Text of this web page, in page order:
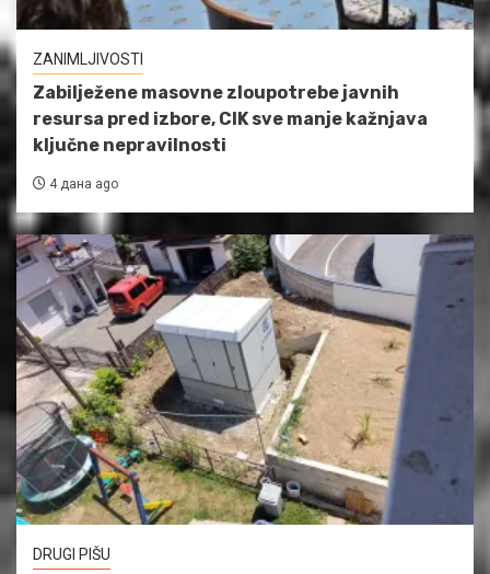
ZANIMLJIVOSTI
Zabilježene masovne zloupotrebe javnih
resursa pred izbore, CIK sve manje kažnjava
ključne nepravilnosti
4 дана ago
DRUGI PIŠU